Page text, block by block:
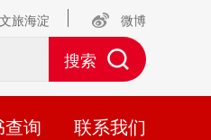
文旅海淀 微博
查询 联系我们